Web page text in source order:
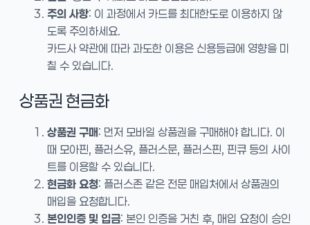
주의 사항: 이 과정에서 카드를 최대한도로 이용하지 않
도록 주의하세요.
카드사 약관에 따라 과도한 이용은 신용등급에 영향을 미
칠 수 있습니다.
상품권 현금화
상품권 구매: 먼저 모바일 상품권을 구매해야 합니다. 이
때 모아핀, 플러스유, 플러스문, 플러스핀, 핀큐 등의 사이
트를 이용할 수 있습니다.
현금화 요청: 플러스존 같은 전문 매입처에서 상품권의
매입을 요청합니다.
본인인증 및 입금: 본인 인증을 거친 후, 매입 요청이 승인